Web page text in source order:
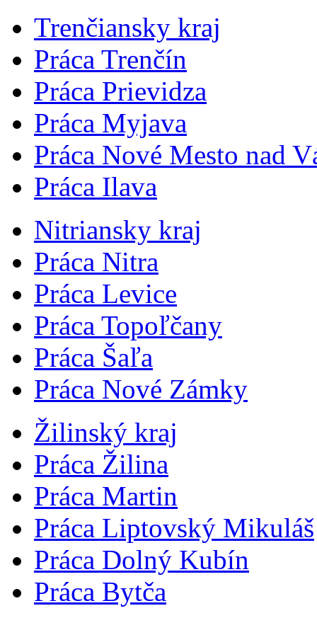
Trenčiansky kraj
Práca Trenčín
Práca Prievidza
Práca Myjava
Práca Nové Mesto nad
Práca Ilava
Nitriansky kraj
Práca Nitra
Práca Levice
Práca Topoľčany
Práca Šaľa
Práca Nové Zámky
Žilinský kraj
Práca Žilina
Práca Martin
Práca Liptovský Mikuláš
Práca Dolný Kubín
Práca Bytča